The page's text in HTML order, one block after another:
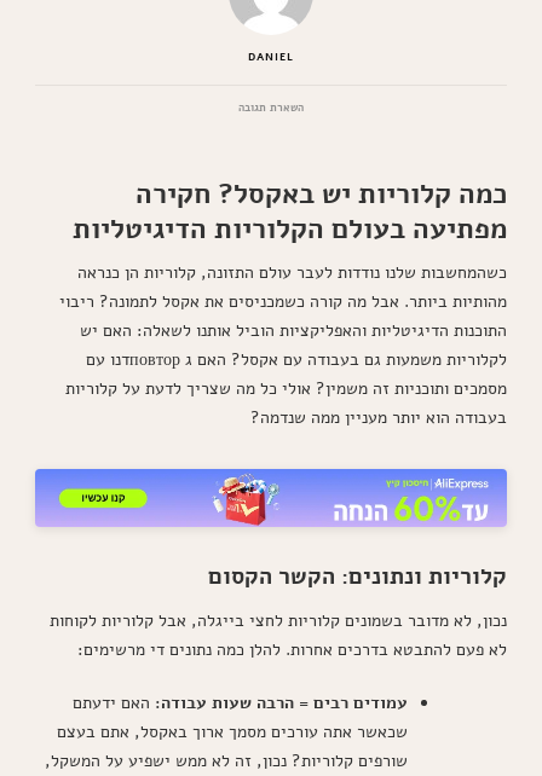
DANIEL
השארת תגובהבנושא
על
כמה
קלוריות
יש
כמה קלוריות יש באקסל? חקירה
מפתיעה בעולם הקלוריות הדיגיטליות
כשהמחשבות שלנו נודדות לעבר עולם התזונה, קלוריות הן כנראה
מהותיות ביותר. אבל מה קורה כשמכניסים את אקסל לתמונה? ריבוי
התוכנות הדיגיטליות והאפליקציות הוביל אותנו לשאלה: האם יש
לקלוריות משמעות גם בעבודה עם אקסל? האם ג повторדנו עם
מסמכים ותוכניות זה משמין? אולי כל מה שצריך לדעת על קלוריות
בעבודה הוא יותר מעניין ממה שנדמה?
קלוריות ונתונים: הקשר הקסום
נכון, לא מדובר בשמונים קלוריות לחצי בייגלה, אבל קלוריות לקוחות
לא פעם להתבטא בדרכים אחרות. להלן כמה נתונים די מרשימים:
עמודים רבים = הרבה שעות עבודה: האם ידעתם
שכאשר אתה עורכים מסמך ארוך באקסל, אתם בעצם
שורפים קלוריות? נכון, זה לא ממש ישפיע על המשקל,